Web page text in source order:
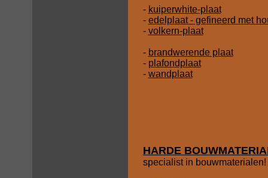
- kuiperwhite-plaat
- edelplaat - gefineerd met
- volkern-plaat
- brandwerende plaat
- plafondplaat
- wandplaat
HARDE
specialist in bouwmaterialen!